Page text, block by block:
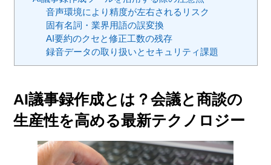
音声環境により精度が左右されるリスク
固有名詞・業界用語の誤変換
AI要約のクセと修正工数の残存
録音データの取り扱いとセキュリティ課題
AI議事録作成とは？会議と商談の
生産性を高める最新テクノロジー